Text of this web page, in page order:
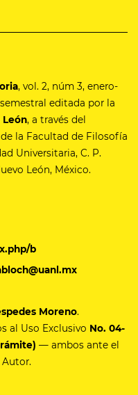
, vol. 2, núm 3, enero-
editada por la
León, a través del
la Facultad de Filosofía
Universitaria, C. P.
León, México.
b
Moreno.
al Uso Exclusivo No. 04-
— ambos ante el